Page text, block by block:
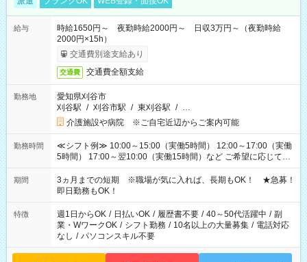
給与
時給1650円～ 夜勤時給2000円～ 日収3万円～（夜勤時給
2000円×15h）
交通費別途支給あり
交通費 交通費全額支給
勤務地
愛知県刈谷市
刈谷駅 / 刈谷市駅 / 東刈谷駅 / …
介護施設や病院 ※ご自宅近辺からご案内可能
勤務時間
≪シフト例≫ 10:00～15:00（実働5時間） 12:00～17:00（実働
5時間） 17:00～翌10:00（実働15時間）など ご希望に応じて、
働く時間は調整できます！ お気軽に担当へ相談ください！
期間
3ヵ月までの短期 ※職場が気に入れば、長期もOK！ ★急募！
即日勤務もOK！
特徴 週1日からOK / 日払いOK / 履歴書不要 / 40～50代活躍中 / 副
業・WワークOK / シフト勤務 / 10名以上の大量募集 / 電話対応
なし / パソコンスキル不要